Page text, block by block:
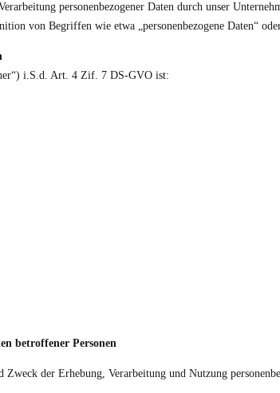
personenbezogener Daten durch unser
von Begriffen wie etwa „personenbezogene Daten“
i.S.d. Art. 4 Zif. 7 DS-GVO ist:
betroffener Personen
der Erhebung, Verarbeitung und Nutzung